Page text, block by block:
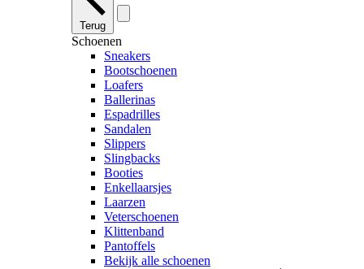
Terug
Schoenen
Sneakers
Bootschoenen
Loafers
Ballerinas
Espadrilles
Sandalen
Slippers
Slingbacks
Booties
Enkellaarsjes
Laarzen
Veterschoenen
Klittenband
Pantoffels
Bekijk alle schoenen